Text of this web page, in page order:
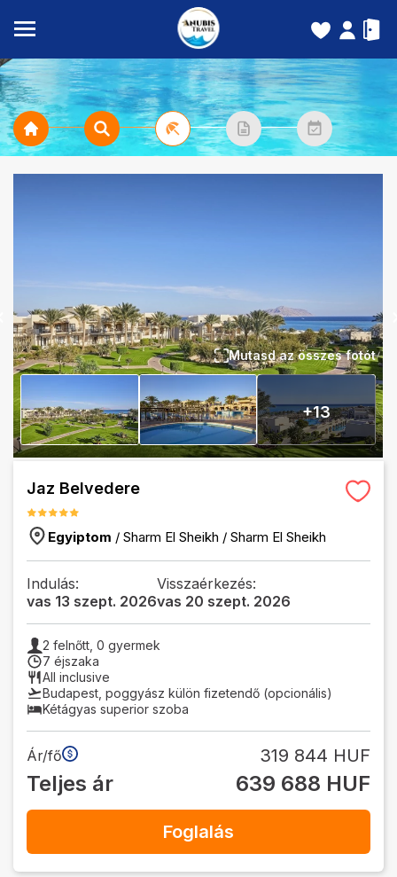
Mutasd az összes fotót
+13
Jaz Belvedere
Egyiptom / Sharm El Sheikh / Sharm El Sheikh
Indulás:
vas 13 szept. 2026
Visszaérkezés:
vas 20 szept. 2026
2 felnőtt, 0 gyermek
7 éjszaka
All inclusive
Budapest poggyász külön fizetendő (opcionális)
Kétágyas superior szoba
Ár/fő 319 844 HUF
Teljes ár 639 688 HUF
Foglalás